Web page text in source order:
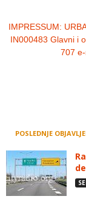
IMPRESSUM:
IN000483 Glavni i
707
POSLEDNJE